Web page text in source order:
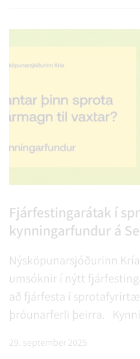
Fjárfestingarátak í
kynningarfundur á
Nýsköpunarsjóðurinn
umsóknir í nýtt
að fjárfesta í
þróunarferli þeirra.
Háskólafélagi Suðurlands
29. september 2025